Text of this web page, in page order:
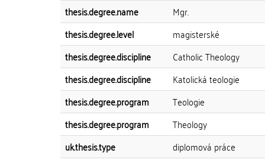
thesis.degree.name
Mgr.
thesis.degree.level
magisterské
thesis.degree.discipline
Catholic Theology
thesis.degree.discipline
Katolická teologie
thesis.degree.program
Teologie
thesis.degree.program
Theology
uk.thesis.type
diplomová práce